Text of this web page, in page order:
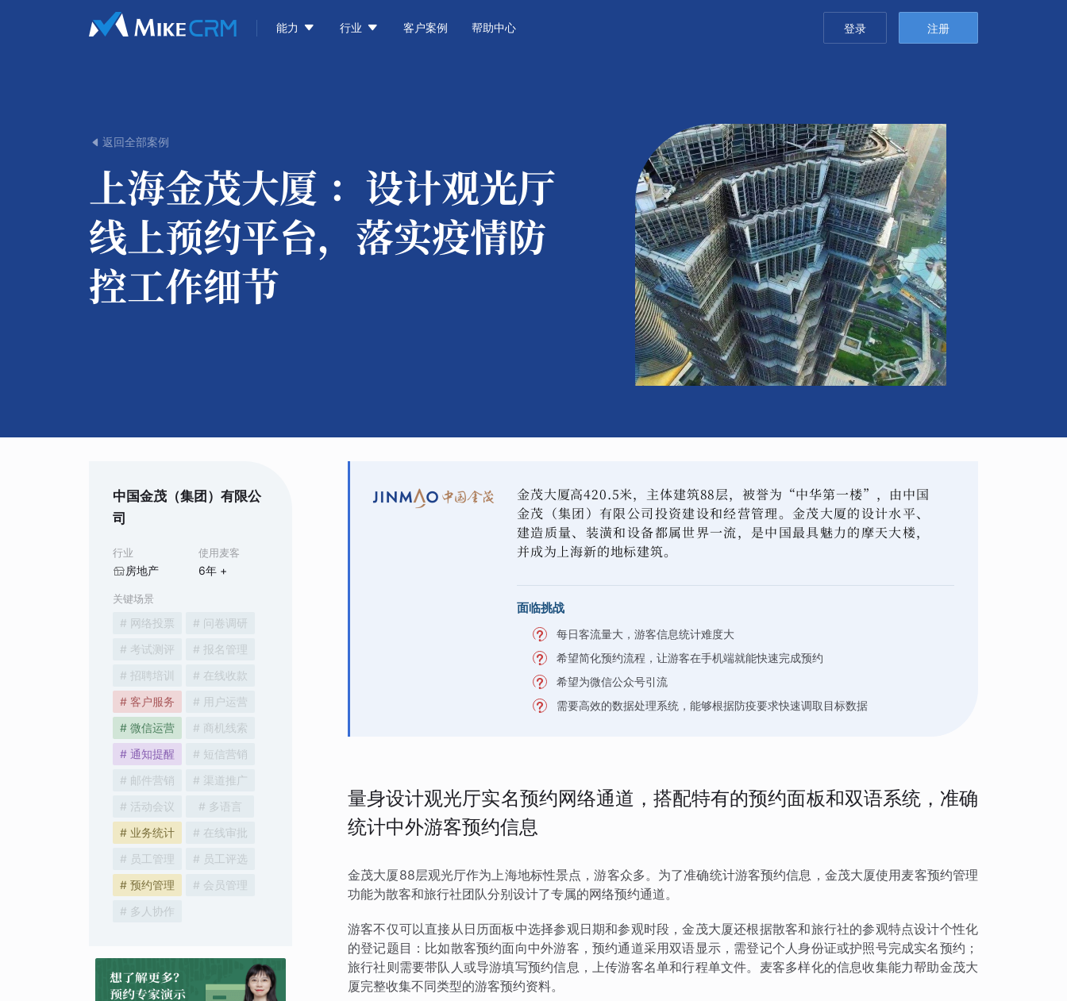
能力  行业  客户案例 帮助中心 登录 注册
 返回全部案例
上海金茂大厦 ： 设计观光厅
线上预约平台，落实疫情防
控工作细节
中国金茂（集团）有限公
司
行业
房地产
使用麦客
6年 +
关键场景
# 网络投票
# 问卷调研
# 考试测评
# 报名管理
# 招聘培训
# 在线收款
# 客户服务
# 用户运营
# 微信运营
# 商机线索
# 通知提醒
# 短信营销
# 邮件营销
# 渠道推广
# 活动会议
# 多语言
# 业务统计
# 在线审批
# 员工管理
# 员工评选
# 预约管理
# 会员管理
# 多人协作
金茂大厦高420.5米，主体建筑88层，被誉为“中华第一楼”，由中国
金茂（集团）有限公司投资建设和经营管理。金茂大厦的设计水平、
建造质量、装潢和设备都属世界一流，是中国最具魅力的摩天大楼，
并成为上海新的地标建筑。
面临挑战
每日客流量大，游客信息统计难度大
希望简化预约流程，让游客在手机端就能快速完成预约
希望为微信公众号引流
需要高效的数据处理系统，能够根据防疫要求快速调取目标数据
量身设计观光厅实名预约网络通道，搭配特有的预约面板和双语系统，准确
统计中外游客预约信息
金茂大厦88层观光厅作为上海地标性景点，游客众多。为了准确统计游客预约信息，金茂大厦使用麦客预约管理
功能为散客和旅行社团队分别设计了专属的网络预约通道。
游客不仅可以直接从日历面板中选择参观日期和参观时段，金茂大厦还根据散客和旅行社的参观特点设计个性化
的登记题目：比如散客预约面向中外游客，预约通道采用双语显示，需登记个人身份证或护照号完成实名预约；
旅行社则需要带队人或导游填写预约信息，上传游客名单和行程单文件。麦客多样化的信息收集能力帮助金茂大
厦完整收集不同类型的游客预约资料。